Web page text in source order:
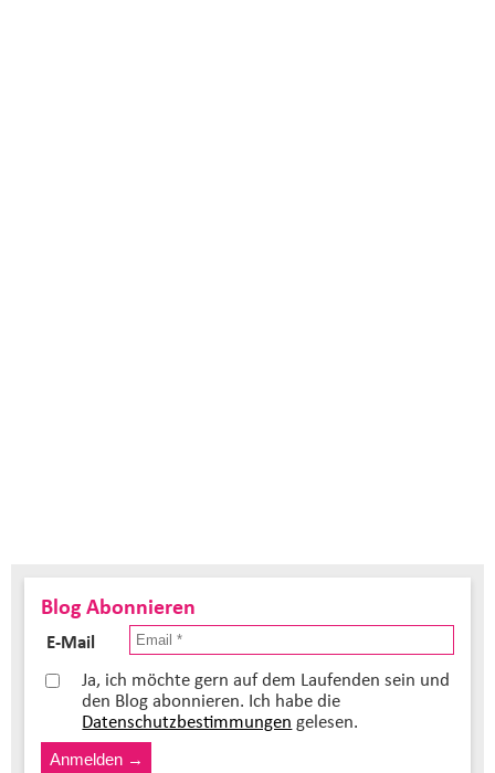
Blog Abonnieren
E-Mail
Ja, ich möchte gern auf dem Laufenden sein und
den Blog abonnieren. Ich habe die
Datenschutzbestimmungen gelesen.